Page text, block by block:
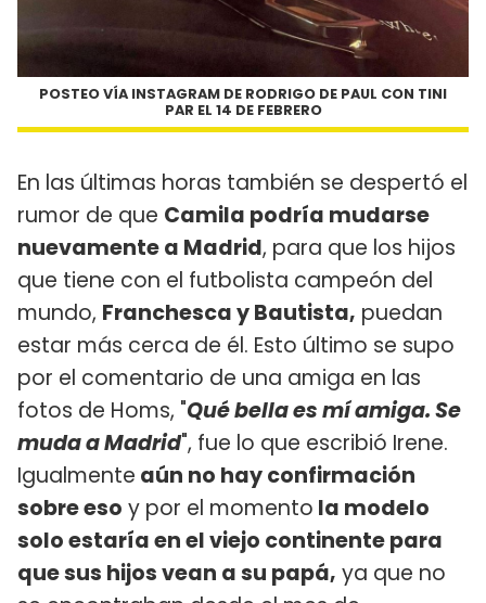
POSTEO VÍA INSTAGRAM DE RODRIGO DE PAUL CON TINI
PAR EL 14 DE FEBRERO
En las últimas horas también se despertó el
rumor de que Camila podría mudarse
nuevamente a Madrid, para que los hijos
que tiene con el futbolista campeón del
mundo, Franchesca y Bautista, puedan
estar más cerca de él. Esto último se supo
por el comentario de una amiga en las
fotos de Homs, "Qué bella es mí amiga. Se
muda a Madrid", fue lo que escribió Irene.
Igualmente aún no hay confirmación
sobre eso y por el momento la modelo
solo estaría en el viejo continente para
que sus hijos vean a su papá, ya que no